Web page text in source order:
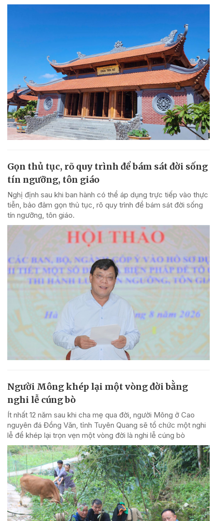
Gọn thủ tục, rõ quy trình để bám sát đời sống
tín ngưỡng, tôn giáo
Nghị định sau khi ban hành có thể áp dụng trực tiếp vào thực
tiễn, bảo đảm gọn thủ tục, rõ quy trình để bám sát đời sống
tín ngưỡng, tôn giáo.
Người Mông khép lại một vòng đời bằng
nghi lễ cúng bò
Ít nhất 12 năm sau khi cha mẹ qua đời, người Mông ở Cao
nguyên đá Đồng Văn, tỉnh Tuyên Quang sẽ tổ chức một nghi
lễ để khép lại trọn vẹn một vòng đời là nghi lễ cúng bò